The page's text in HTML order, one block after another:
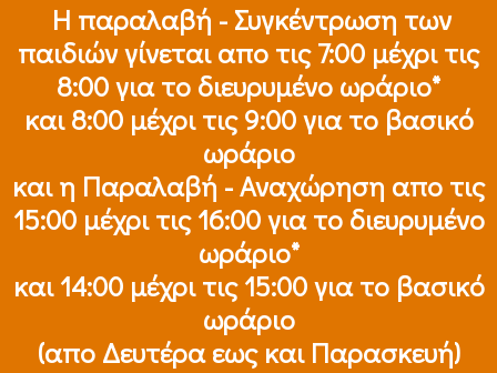
Η παραλαβή - Συγκέντρωση των
παιδιών γίνεται απο τις 7:00 μέχρι τις
8:00 για το διευρυμένο ωράριο*
και 8:00 μέχρι τις 9:00 για το βασικό
ωράριο
και η Παραλαβή - Αναχώρηση απο τις
15:00 μέχρι τις 16:00 για το διευρυμένο
ωράριο*
και 14:00 μέχρι τις 15:00 για το βασικό
ωράριο
(απο Δευτέρα εως και Παρασκευή)